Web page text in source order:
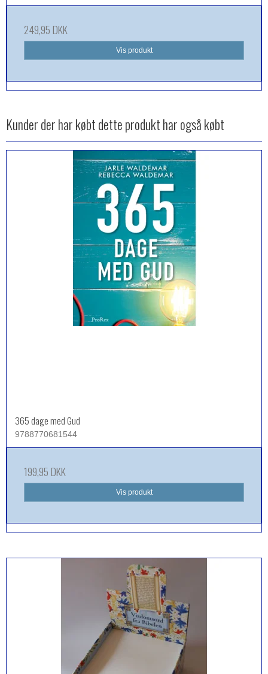
249,95 DKK
Vis produkt
Kunder der har købt dette produkt har også købt
365 dage med Gud
9788770681544
199,95 DKK
Vis produkt